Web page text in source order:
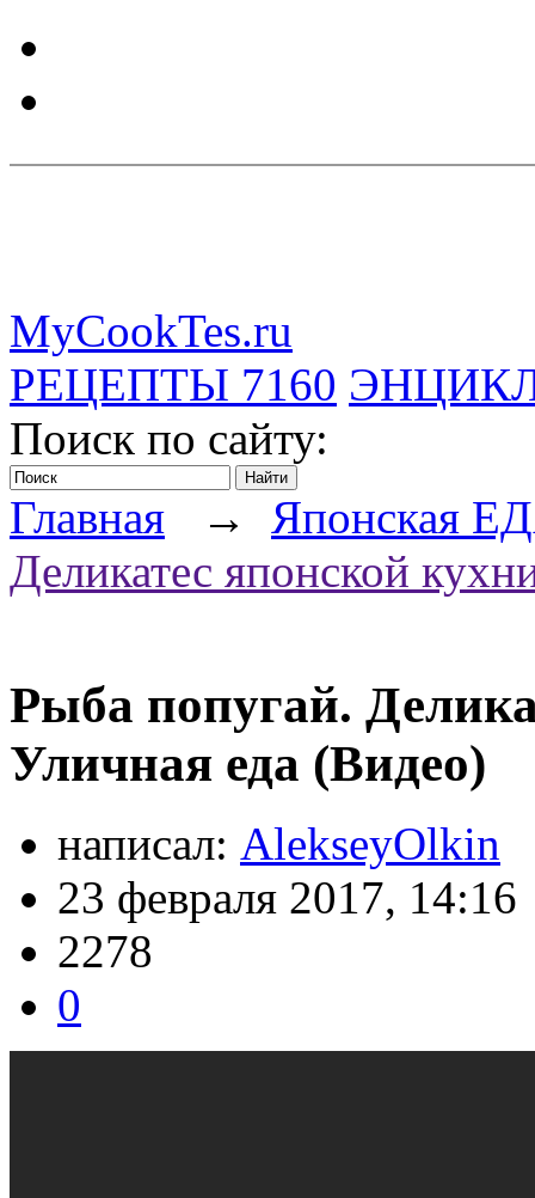
MyCookTes.ru
РЕЦЕПТЫ 7160
Поиск по сайту:
Главная → Японская
Деликатес японской
Рыба попугай.
Уличная еда (Видео)
написал: AlekseyOlkin
23 февраля 2017, 14:16
2278
0